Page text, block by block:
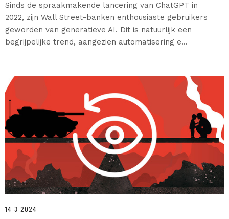
Sinds de spraakmakende lancering van ChatGPT in
2022, zijn Wall Street-banken enthousiaste gebruikers
geworden van generatieve AI. Dit is natuurlijk een
begrijpelijke trend, aangezien automatisering e...
14-3-2024